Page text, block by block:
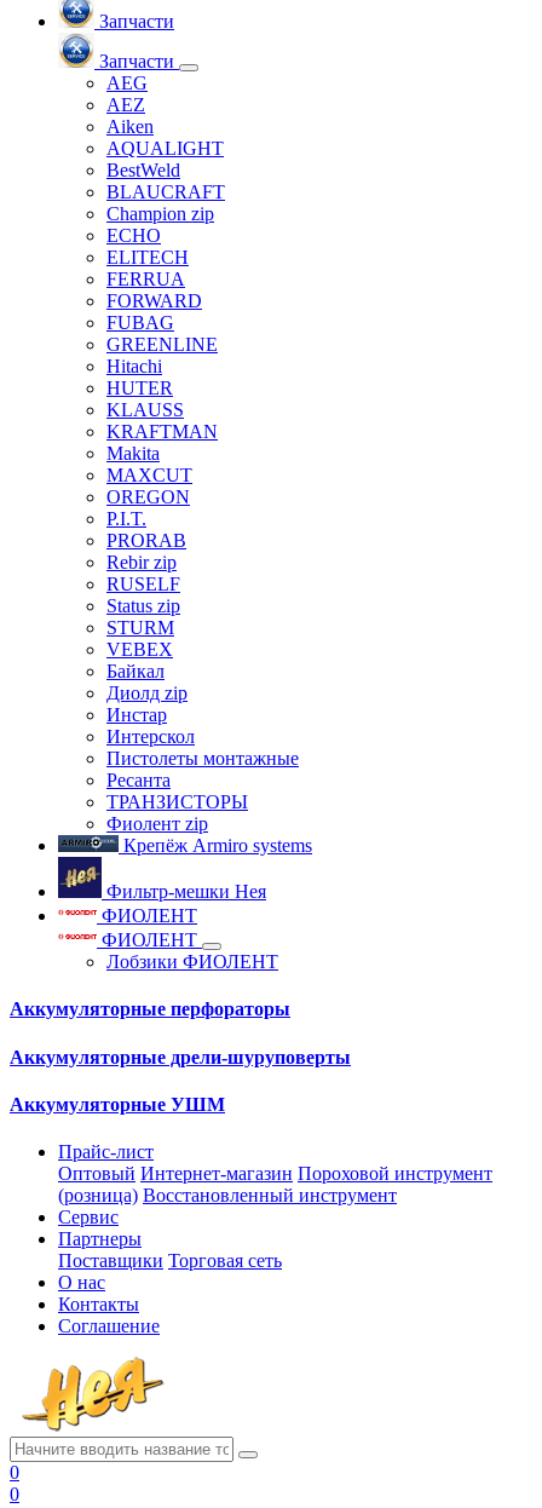
Запчасти
Запчасти
AEG
AEZ
Aiken
AQUALIGHT
BestWeld
BLAUCRAFT
Champion zip
ECHO
ELITECH
FERRUA
FORWARD
FUBAG
GREENLINE
Hitachi
HUTER
KLAUSS
KRAFTMAN
Makita
MAXCUT
OREGON
P.I.T.
PRORAB
Rebir zip
RUSELF
Status zip
STURM
VEBEX
Байкал
Диолд zip
Инстар
Интерскол
Пистолеты монтажные
Ресанта
ТРАНЗИСТОРЫ
Фиолент zip
Крепёж Armiro systems
Фильтр-мешки Нея
ФИОЛЕНТ
ФИОЛЕНТ
Лобзики ФИОЛЕНТ
Аккумуляторные перфораторы
Аккумуляторные дрели-шуруповерты
Аккумуляторные УШМ
Прайс-лист
Оптовый Интернет-магазин Пороховой инструмент
(розница) Восстановленный инструмент
Сервис
Партнеры
Поставщики Торговая сеть
О нас
Контакты
Соглашение
0
0